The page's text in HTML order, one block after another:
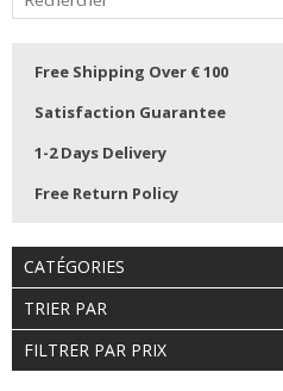
Free Shipping Over € 100
Satisfaction Guarantee
1-2 Days Delivery
Free Return Policy
CATÉGORIES
TRIER PAR
FILTRER PAR PRIX